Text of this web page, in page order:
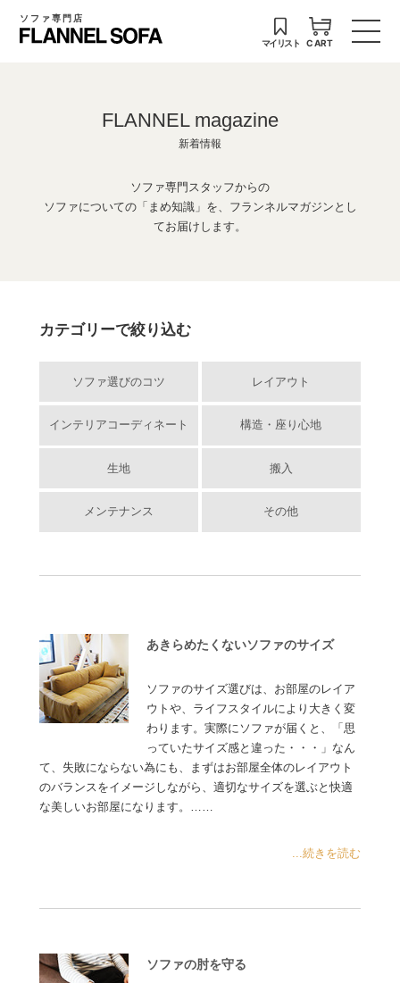
ソファ専門店
マイリスト CART
FLANNEL magazine
新着情報
ソファ専門スタッフからの
ソファについての「まめ知識」を、フランネルマガジンとし
てお届けします。
カテゴリーで絞り込む
ソファ選びのコツ レイアウト
インテリアコーディネート 構造・座り心地
生地 搬入
メンテナンス その他
あきらめたくないソファのサイズ
ソファのサイズ選びは、お部屋のレイア
ウトや、ライフスタイルにより大きく変
わります。実際にソファが届くと、「思
っていたサイズ感と違った・・・」なん
て、失敗にならない為にも、まずはお部屋全体のレイアウト
のバランスをイメージしながら、適切なサイズを選ぶと快適
な美しいお部屋になります。……
...続きを読む
ソファの肘を守る